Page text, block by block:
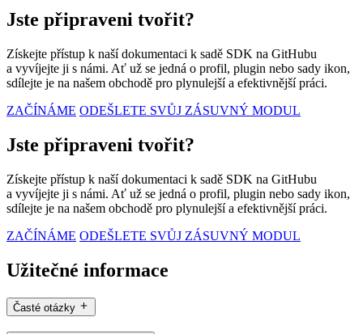
Jste připraveni tvořit?
Získejte přístup k naší dokumentaci k sadě SDK na GitHubu
a vyvíjejte ji s námi. Ať už se jedná o profil, plugin nebo sady ikon,
sdílejte je na našem obchodě pro plynulejší a efektivnější práci.
ZAČÍNÁME ODEŠLETE SVŮJ ZÁSUVNÝ MODUL
Jste připraveni tvořit?
Získejte přístup k naší dokumentaci k sadě SDK na GitHubu
a vyvíjejte ji s námi. Ať už se jedná o profil, plugin nebo sady ikon,
sdílejte je na našem obchodě pro plynulejší a efektivnější práci.
ZAČÍNÁME ODEŠLETE SVŮJ ZÁSUVNÝ MODUL
Užitečné informace
Časté otázky